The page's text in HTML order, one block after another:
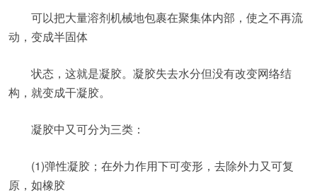
可以把大量溶剂机械地包裹在聚集体内部，使之不再流
动，变成半固体
状态，这就是凝胶。凝胶失去水分但没有改变网络结
构，就变成干凝胶。
凝胶中又可分为三类：
(1)弹性凝胶；在外力作用下可变形，去除外力又可复
原，如橡胶